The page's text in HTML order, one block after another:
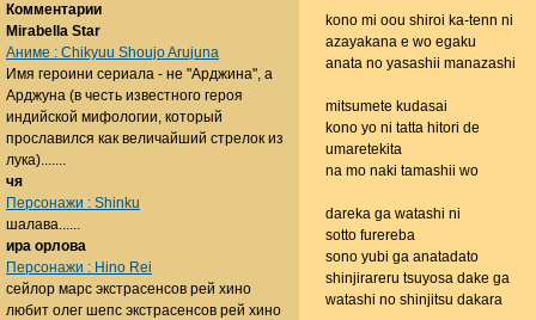
kono mi oou shiroi ka-tenn ni
azayakana e wo egaku
anata no yasashii manazashi
mitsumete kudasai
kono yo ni tatta hitori de
umaretekita
na mo naki tamashii wo
dareka ga watashi ni
sotto furereba
sono yubi ga anatadato
shinjirareru tsuyosa dake ga
watashi no shinjitsu dakara
Комментарии
Mirabella Star
Аниме : Chikyuu Shoujo Arujuna
Имя героини сериала - не "Арджина", а
Арджуна (в честь известного героя
индийской мифологии, который
прославился как величайший стрелок из
лука).......
чя
Персонажи : Shinku
шалава......
ира орлова
Персонажи : Hino Rei
сейлор марс экстрасенсов рей хино
любит олег шепс экстрасенсов рей хино